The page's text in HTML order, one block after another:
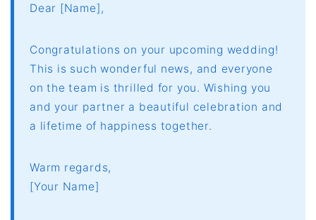
Dear [Name],
Congratulations on your upcoming wedding!
This is such wonderful news, and everyone
on the team is thrilled for you. Wishing you
and your partner a beautiful celebration and
a lifetime of happiness together.
Warm regards,
[Your Name]